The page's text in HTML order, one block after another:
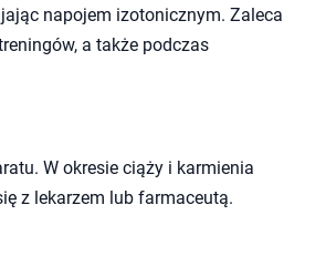
napojem izotonicznym. Zaleca
a także podczas
W okresie ciąży i karmienia
z lekarzem lub farmaceutą.